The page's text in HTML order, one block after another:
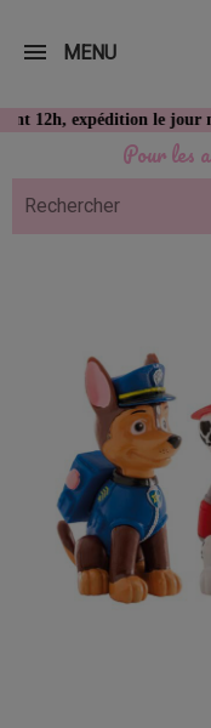
Pour les
expédition le jour même
MENU